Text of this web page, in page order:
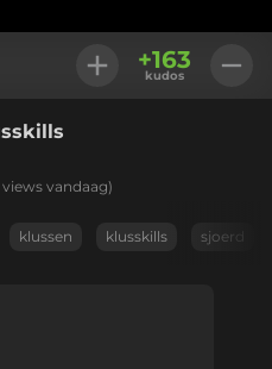
+163
kudos
views vandaag)
klussen klusskills sjoerd